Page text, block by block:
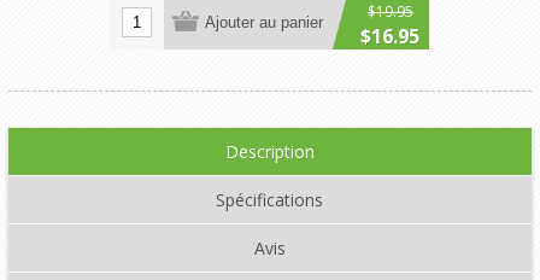
Ajouter au panier $19.95
$16.95
Description
Spécifications
Avis